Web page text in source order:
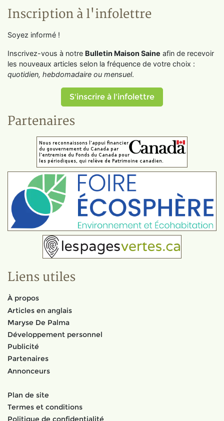
Inscription à l'infolettre
Soyez informé !
Inscrivez-vous à notre Bulletin Maison Saine afin de recevoir
les nouveaux articles selon la fréquence de votre choix :
quotidien, hebdomadaire ou mensuel.
S'inscrire à l'infolettre
Partenaires
Liens utiles
À propos
Articles en anglais
Maryse De Palma
Développement personnel
Publicité
Partenaires
Annonceurs
Plan de site
Termes et conditions
Politique de confidentialité